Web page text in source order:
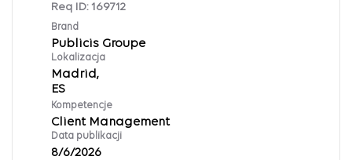
Req ID: 169712
Brand
Publicis Groupe
Lokalizacja
Madrid,
Kompetencje
Client Management
Data publikacji
8/6/2026